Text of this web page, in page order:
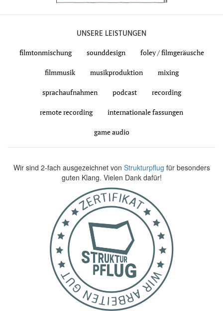
UNSERE LEISTUNGEN
filmtonmischung sounddesign foley / filmgeräusche
filmmusik musikproduktion mixing
sprachaufnahmen podcast recording
remote recording internationale fassungen
game audio
Wir sind 2-fach ausgezeichnet von Strukturpflug für besonders
guten Klang. Vielen Dank dafür!